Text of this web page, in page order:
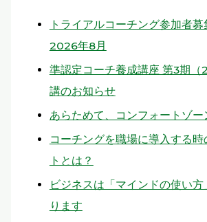
トライアルコーチング参加者
2026年8月
準認定コーチ養成講座 第3期
講のお知らせ
あらためて、コンフォートゾー
コーチングを職場に導入する
トとは？
ビジネスは「マインドの使い方
ります